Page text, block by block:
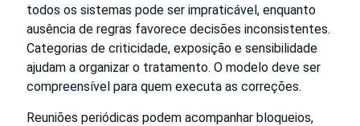
todos os sistemas pode ser impraticável, enquanto
ausência de regras favorece decisões inconsistentes.
Categorias de criticidade, exposição e sensibilidade
ajudam a organizar o tratamento. O modelo deve ser
compreensível para quem executa as correções.
Reuniões periódicas podem acompanhar bloqueios,